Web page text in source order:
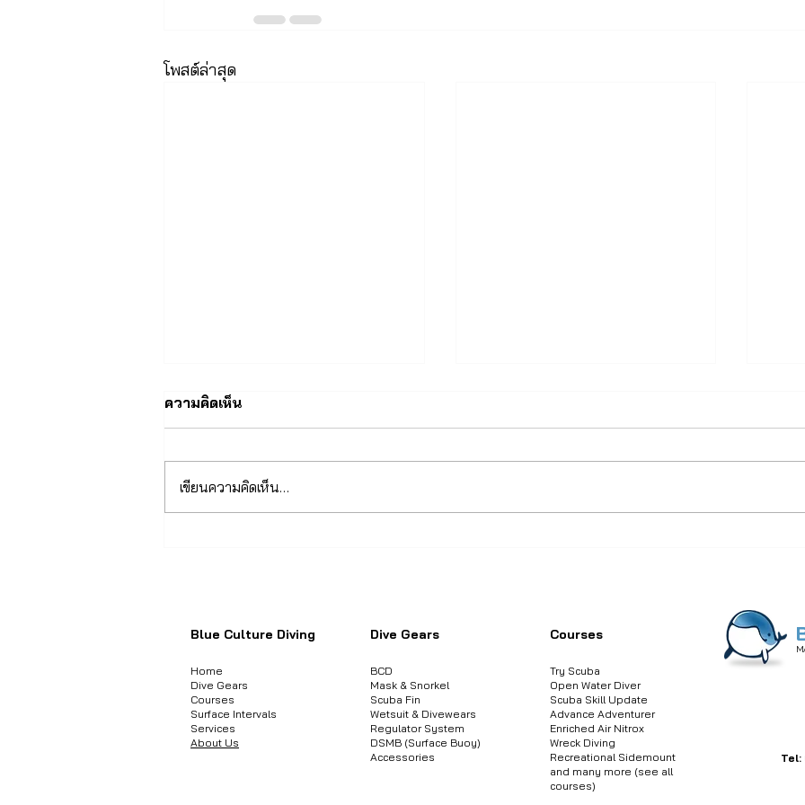
โพสต์ล่าสุด
ความคิดเห็น
เขียนความคิดเห็น…
Blue Culture Diving
Home
Dive Gears
Courses
Surface Intervals
Services
About Us
Dive Gears
BCD
Mask & Snorkel
Scuba Fin
Wetsuit & Divewears
Regulator System
DSMB (Surface Buoy)
Accessories
Courses
Try Scuba
Open Water Diver
Scuba Skill Update
Advance Adventurer
Enriched Air Nitrox
Wreck Diving
Recreational Sidemount
and many more (see all
courses)
Tel: